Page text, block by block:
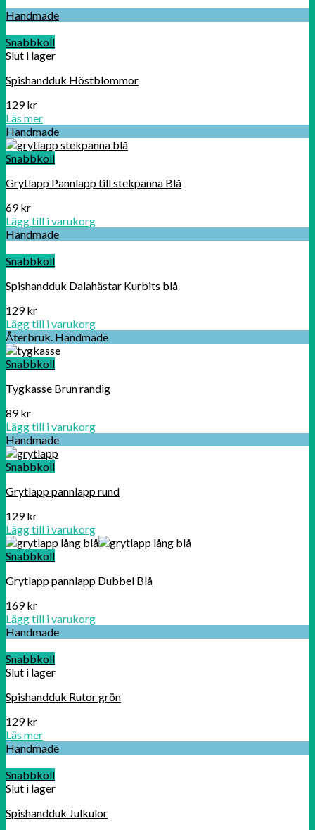
Handmade
Snabbkoll
Slut i lager
Spishandduk Höstblommor
129kr
Läs mer
Handmade
Snabbkoll
Grytlapp Pannlapp till stekpanna Blå
69kr
Lägg till i varukorg
Handmade
Snabbkoll
Spishandduk Dalahästar Kurbits blå
129kr
Lägg till i varukorg
Återbruk. Handmade
Snabbkoll
Tygkasse Brun randig
89kr
Lägg till i varukorg
Handmade
Snabbkoll
Grytlapp pannlapp rund
129kr
Lägg till i varukorg
Snabbkoll
Grytlapp pannlapp Dubbel Blå
169kr
Lägg till i varukorg
Handmade
Snabbkoll
Slut i lager
Spishandduk Rutor grön
129kr
Läs mer
Handmade
Snabbkoll
Slut i lager
Spishandduk Julkulor